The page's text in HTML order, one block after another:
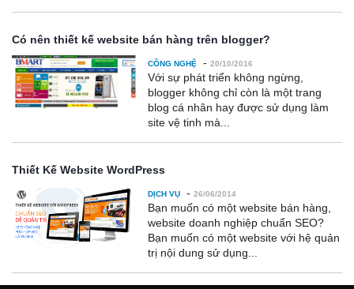
Có nên thiết kế website bán hàng trên blogger?
CÔNG NGHỆ - 20/10/2016
Với sự phát triển không ngừng,
blogger không chỉ còn là một trang
blog cá nhân hay được sử dụng làm
site vệ tinh mà...
Thiết Kế Website WordPress
DỊCH VỤ - 26/06/2014
Bạn muốn có một website bán hàng,
website doanh nghiệp chuẩn SEO?
Bạn muốn có một website với hệ quản
trị nội dung sử dụng...